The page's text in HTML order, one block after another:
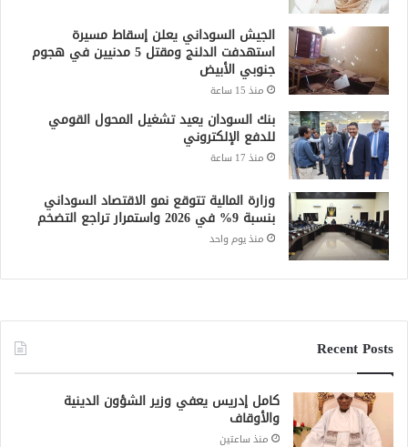
الجيش السوداني يعلن إسقاط مسيرة
استهدفت الدلنج ومقتل 5 مدنيين في هجوم
جنوبي الأبيض
منذ 15 ساعة
بنك السودان يعيد تشغيل المحول القومي
للدفع الإلكتروني
منذ 17 ساعة
وزارة المالية تتوقع نمو الاقتصاد السوداني
بنسبة 9% في 2026 واستمرار تراجع التضخم
منذ يوم واحد
Recent Posts
كامل إدريس يعفي وزير الشؤون الدينية
والأوقاف
منذ ساعتين